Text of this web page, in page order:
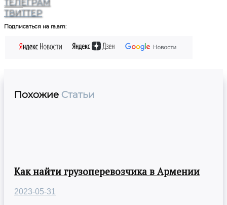
ТЕЛЕГРАМ
ТВИТТЕР
Подписаться на ra.am:
Похожие Статьи
Как найти грузоперевозчика в Армении
2023-05-31